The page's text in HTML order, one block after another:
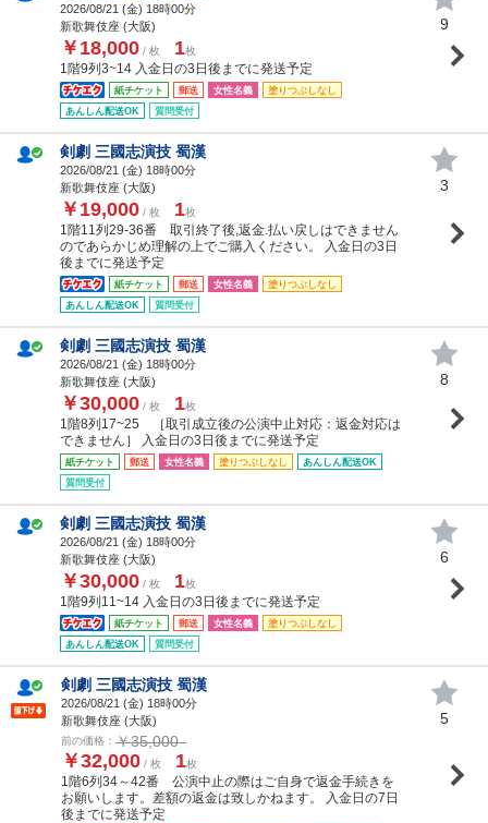
2026/08/21 (金) 18時00分
新歌舞伎座 (大阪)
￥18,000 / 枚 1枚
1階9列3~14 入金日の3日後までに発送予定
紙チケット 郵送 女性名義
塗りつぶしなし
あんしん配送OK
質問受付
9
剣劇 三國志演技 蜀漢
2026/08/21 (金) 18時00分
新歌舞伎座 (大阪)
￥19,000 / 枚 1枚
1階11列29-36番 取引終了後,返金.払い戻しはできません
のであらかじめ理解の上でご購入ください。 入金日の3日
後までに発送予定
紙チケット 郵送 女性名義
塗りつぶしなし
あんしん配送OK
質問受付
3
剣劇 三國志演技 蜀漢
2026/08/21 (金) 18時00分
新歌舞伎座 (大阪)
￥30,000 / 枚 1枚
1階8列17~25 ［取引成立後の公演中止対応：返金対応は
できません］ 入金日の3日後までに発送予定
紙チケット 郵送 女性名義 塗りつぶしなし
あんしん配送OK
質問受付
8
剣劇 三國志演技 蜀漢
2026/08/21 (金) 18時00分
新歌舞伎座 (大阪)
￥30,000 / 枚 1枚
1階9列11~14 入金日の3日後までに発送予定
紙チケット 郵送 女性名義
塗りつぶしなし
あんしん配送OK
質問受付
6
剣劇 三國志演技 蜀漢
2026/08/21 (金) 18時00分
新歌舞伎座 (大阪)
前の価格： ￥35,000
￥32,000 / 枚 1枚
1階6列34～42番 公演中止の際はご自身で返金手続きを
お願いします。差額の返金は致しかねます。 入金日の7日
後までに発送予定
5